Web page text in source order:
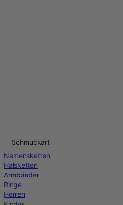
Schmuckart
Namensketten
Halsketten
Armbänder
Ringe
Herren